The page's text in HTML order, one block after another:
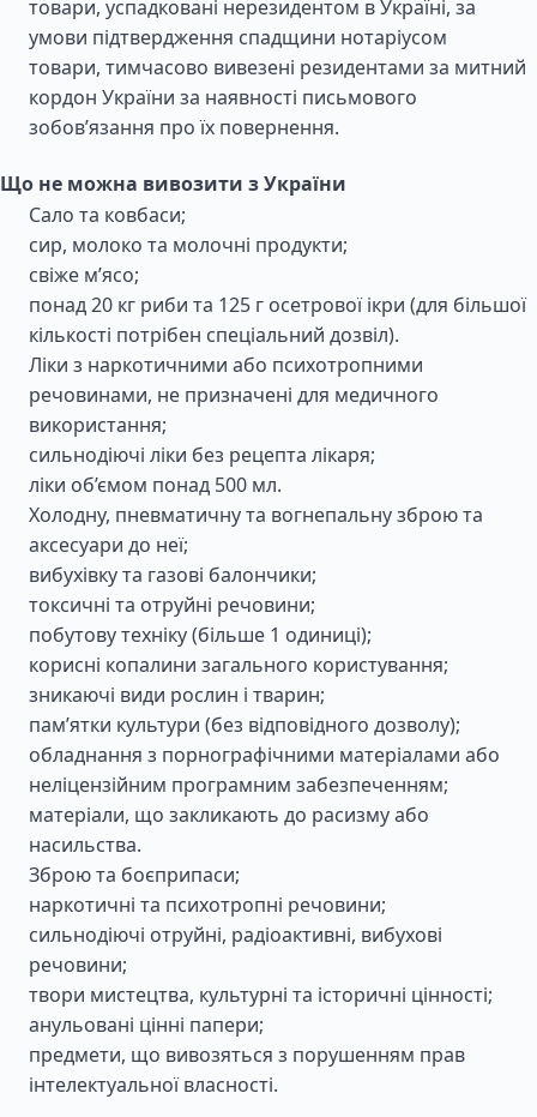
товари, успадковані нерезидентом в Україні, за
умови підтвердження спадщини нотаріусом
товари, тимчасово вивезені резидентами за митний
кордон України за наявності письмового
зобов’язання про їх повернення.
Що не можна вивозити з України
Сало та ковбаси;
сир, молоко та молочні продукти;
свіже м’ясо;
понад 20 кг риби та 125 г осетрової ікри (для більшої
кількості потрібен спеціальний дозвіл).
Ліки з наркотичними або психотропними
речовинами, не призначені для медичного
використання;
сильнодіючі ліки без рецепта лікаря;
ліки об’ємом понад 500 мл.
Холодну, пневматичну та вогнепальну зброю та
аксесуари до неї;
вибухівку та газові балончики;
токсичні та отруйні речовини;
побутову техніку (більше 1 одиниці);
корисні копалини загального користування;
зникаючі види рослин і тварин;
пам’ятки культури (без відповідного дозволу);
обладнання з порнографічними матеріалами або
неліцензійним програмним забезпеченням;
матеріали, що закликають до расизму або
насильства.
Зброю та боєприпаси;
наркотичні та психотропні речовини;
сильнодіючі отруйні, радіоактивні, вибухові
речовини;
твори мистецтва, культурні та історичні цінності;
анульовані цінні папери;
предмети, що вивозяться з порушенням прав
інтелектуальної власності.